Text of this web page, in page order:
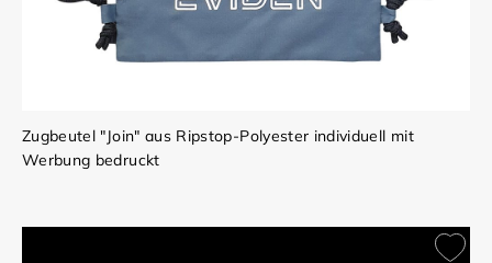
Zugbeutel "Join" aus Ripstop-Polyester individuell mit
Werbung bedruckt